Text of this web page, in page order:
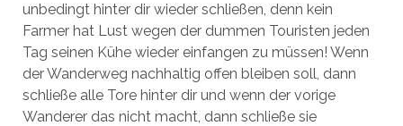
unbedingt hinter dir wieder schließen, denn kein
Farmer hat Lust wegen der dummen Touristen jeden
Tag seinen Kühe wieder einfangen zu müssen! Wenn
der Wanderweg nachhaltig offen bleiben soll, dann
schließe alle Tore hinter dir und wenn der vorige
Wanderer das nicht macht, dann schließe sie